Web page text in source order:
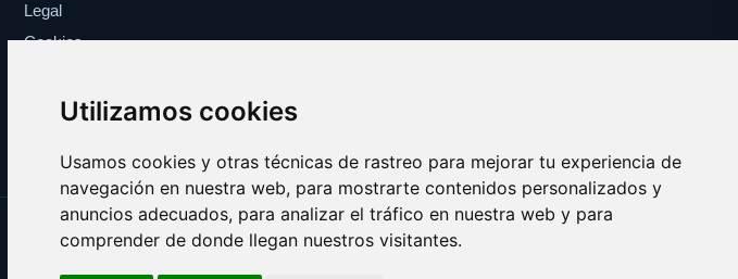
Utilizamos cookies
Usamos cookies y otras técnicas de rastreo para mejorar tu experiencia de
navegación en nuestra web, para mostrarte contenidos personalizados y
anuncios adecuados, para analizar el tráfico en nuestra web y para
comprender de donde llegan nuestros visitantes.
Legal
Cookies
Copyright © 2025